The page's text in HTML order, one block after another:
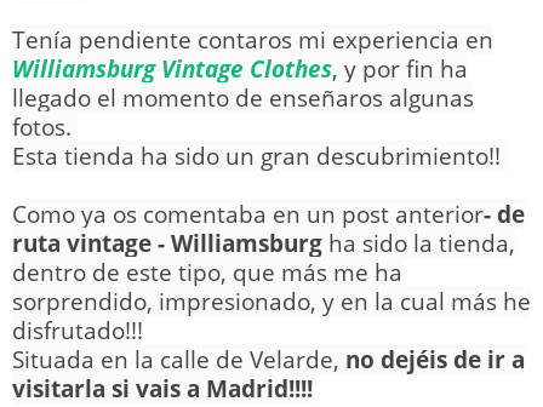
Tenía pendiente contaros mi experiencia en
Williamsburg Vintage Clothes, y por fin ha
llegado el momento de enseñaros algunas
fotos.
Esta tienda ha sido un gran descubrimiento!!
Como ya os comentaba en un post anterior-de
ruta vintage - Williamsburg ha sido la tienda,
dentro de este tipo, que más me ha
sorprendido, impresionado, y en la cual más he
disfrutado!!!
Situada en la calle de Velarde, no dejéis de ir a
visitarla si vais a Madrid!!!!